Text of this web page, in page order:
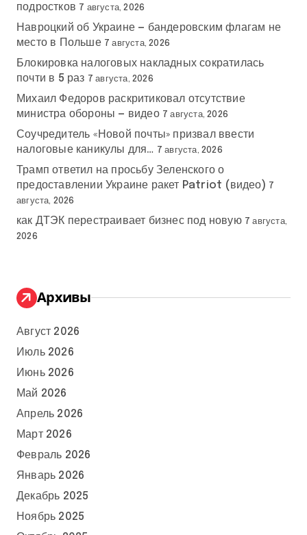
подростков 7 августа, 2026
Навроцкий об Украине — бандеровским флагам не
место в Польше 7 августа, 2026
Блокировка налоговых накладных сократилась
почти в 5 раз 7 августа, 2026
Михаил Федоров раскритиковал отсутствие
министра обороны — видео 7 августа, 2026
Соучредитель «Новой почты» призвал ввести
налоговые каникулы для… 7 августа, 2026
Трамп ответил на просьбу Зеленского о
предоставлении Украине ракет Patriot (видео) 7
августа, 2026
как ДТЭК перестраивает бизнес под новую 7 августа,
2026
Архивы
Август 2026
Июль 2026
Июнь 2026
Май 2026
Апрель 2026
Март 2026
Февраль 2026
Январь 2026
Декабрь 2025
Ноябрь 2025